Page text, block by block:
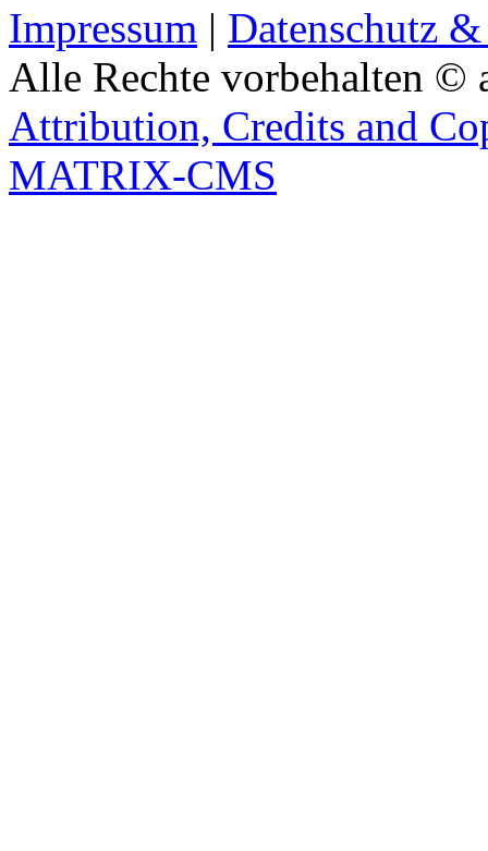
Impressum | Datenschutz
Alle Rechte vorbehalten ©
Attribution, Credits and
MATRIX-CMS